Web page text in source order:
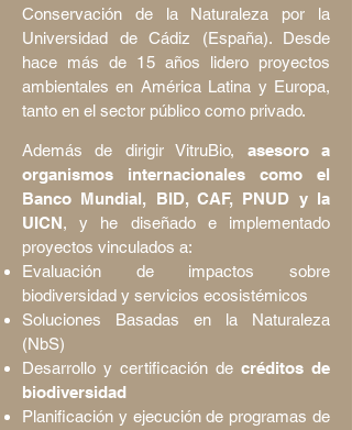
Conservación de la Naturaleza por la
Universidad de Cádiz (España). Desde
hace más de 15 años lidero proyectos
ambientales en América Latina y Europa,
tanto en el sector público como privado.
Además de dirigir VitruBio, asesoro a
organismos internacionales como el
Banco Mundial, BID, CAF, PNUD y la
UICN, y he diseñado e implementado
proyectos vinculados a:
Evaluación de impactos sobre
biodiversidad y servicios ecosistémicos
Soluciones Basadas en la Naturaleza
(NbS)
Desarrollo y certificación de créditos de
biodiversidad
Planificación y ejecución de programas de